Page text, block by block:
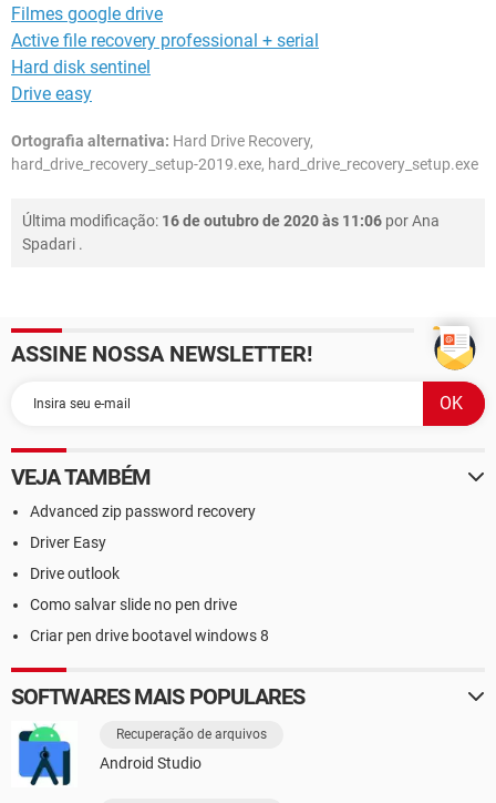
Filmes google drive
Active file recovery professional + serial
Hard disk sentinel
Drive easy
Ortografia alternativa: Hard Drive Recovery,
hard_drive_recovery_setup-2019.exe, hard_drive_recovery_setup.exe
Última modificação: 16 de outubro de 2020 às 11:06 porAna
Spadari .
ASSINE NOSSA NEWSLETTER!
VEJA TAMBÉM
Advanced zip password recovery
Driver Easy
Drive outlook
Como salvar slide no pen drive
Criar pen drive bootavel windows 8
SOFTWARES MAIS POPULARES
Recuperação de arquivos
Android Studio